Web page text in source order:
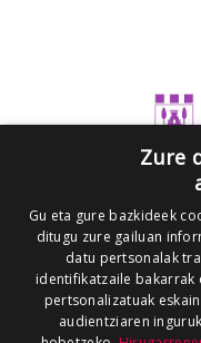
Zure
Gu eta gure bazkideek
ditugu zure gailuan
datu pertsonalak
identifikatzaile bakarrak
pertsonalizatuak
audientziaren